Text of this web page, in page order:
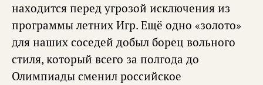
находится перед угрозой исключения из
программы летних Игр. Ещё одно «золото»
для наших соседей добыл борец вольного
стиля, который всего за полгода до
Олимпиады сменил российское